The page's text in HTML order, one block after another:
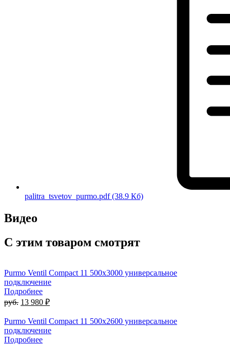
palitra_tsvetov_purmo.pdf(38.9 Кб)
Видео
С этим товаром смотрят
Purmo Ventil Compact 11 500х3000 универсальное
подключение
Подробнее
руб. 13 980 ₽
Purmo Ventil Compact 11 500х2600 универсальное
подключение
Подробнее